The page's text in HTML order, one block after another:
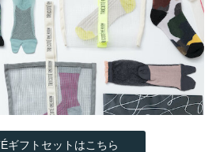
ギフトセットはこちら